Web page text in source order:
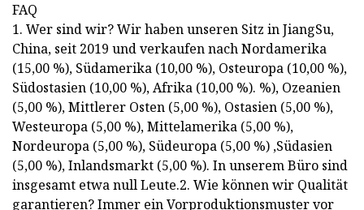
FAQ
1. Wer sind wir? Wir haben unseren Sitz in JiangSu,
China, seit 2019 und verkaufen nach Nordamerika
(15,00 %), Südamerika (10,00 %), Osteuropa (10,00 %),
Südostasien (10,00 %), Afrika (10,00 %). %), Ozeanien
(5,00 %), Mittlerer Osten (5,00 %), Ostasien (5,00 %),
Westeuropa (5,00 %), Mittelamerika (5,00 %),
Nordeuropa (5,00 %), Südeuropa (5,00 %) ,Südasien
(5,00 %), Inlandsmarkt (5,00 %). In unserem Büro sind
insgesamt etwa null Leute.2. Wie können wir Qualität
garantieren? Immer ein Vorproduktionsmuster vor